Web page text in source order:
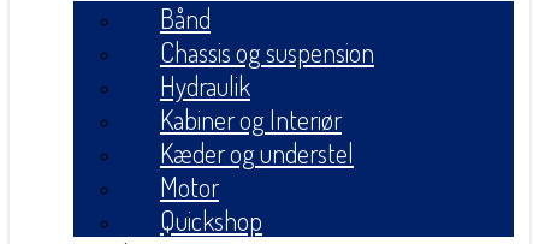
Bånd
Chassis og suspension
Hydraulik
Kabiner og Interiør
Kæder og understel
Motor
Quickshop